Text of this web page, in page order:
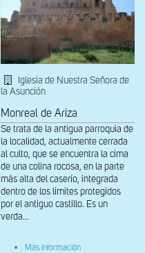
Iglesia de Nuestra Señora de
la Asunción
Monreal de Ariza
Se trata de la antigua parroquia de
la localidad, actualmente cerrada
al culto, que se encuentra la cima
de una colina rocosa, en la parte
más alta del caserío, integrada
dentro de los límites protegidos
por el antiguo castillo. Es un
verda...
Más información